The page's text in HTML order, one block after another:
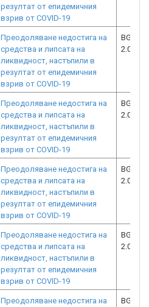
резултат от епидемичния
взрив от COVID-19
Преодоляване недостига на
средства и липсата на
ликвидност, настъпили в
резултат от епидемичния
взрив от COVID-19
2.073-
Преодоляване недостига на
средства и липсата на
ликвидност, настъпили в
резултат от епидемичния
взрив от COVID-19
2.073-
Преодоляване недостига на
средства и липсата на
ликвидност, настъпили в
резултат от епидемичния
взрив от COVID-19
2.073-
Преодоляване недостига на
средства и липсата на
ликвидност, настъпили в
резултат от епидемичния
взрив от COVID-19
2.073-
Преодоляване недостига на